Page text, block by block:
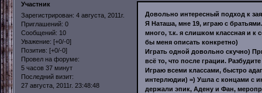
Участник
Зарегистрирован: 4 августа, 2011г.
Приглашений: 0
Сообщений: 10
Уважение: [+0/-0]
Позитив: [+0/-0]
Провел на форуме:
5 часов 37 минут
Последний визит:
27 августа, 2011г. 23:48:48
Довольно интересный подход к
Я Наташа, мне 19, играю с
много, т.к. я слишком классная и к
бы меня описать конкретно)
Играть одной довольно скучно)
всё то, что после грации.
Играю всеми классами, быстро
интерлюдии) =) Ушла с концами с
держали эпик, Адену и Фан,